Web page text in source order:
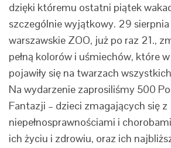
dzięki któremu ostatni piątek
szczególnie wyjątkowy. 29
warszawskie ZOO, już po raz 21.,
pełną kolorów i uśmiechów, które
pojawiły się na twarzach
Na wydarzenie zaprosiliśmy 500
Fantazji – dzieci zmagających się z
niepełnosprawnościami i
ich życiu i zdrowiu, oraz ich